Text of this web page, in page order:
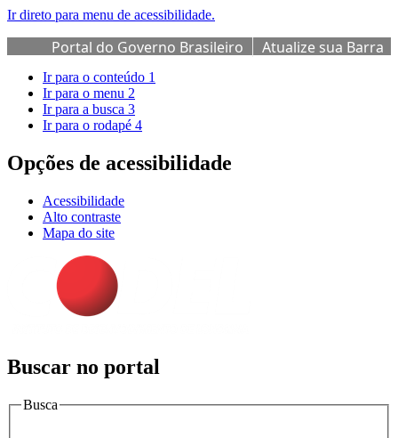
Ir direto para menu de acessibilidade.
Portal do Governo Brasileiro
Atualize sua Barra
de Governo
Ir para o conteúdo 1
Ir para o menu 2
Ir para a busca 3
Ir para o rodapé 4
Opções de acessibilidade
Acessibilidade
Alto contraste
Mapa do site
Buscar no portal
Busca